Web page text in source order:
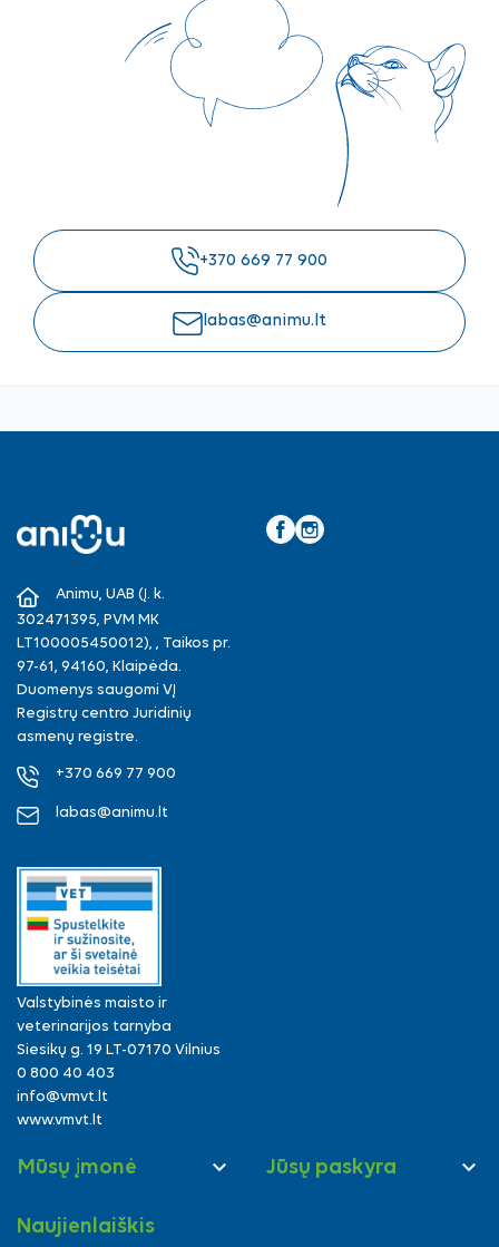
+370 669 77 900
labas@animu.lt
Animu, UAB (Į. k.
302471395, PVM MK
LT100005450012), , Taikos pr.
97-61, 94160, Klaipėda.
Duomenys saugomi VĮ
Registrų centro Juridinių
asmenų registre.
+370 669 77 900
labas@animu.lt
Valstybinės maisto ir
veterinarijos tarnyba
Siesikų g. 19 LT-07170 Vilnius
0 800 40 403
info@vmvt.lt
www.vmvt.lt
Mūsų įmonė  Jūsų paskyra 
Naujienlaiškis